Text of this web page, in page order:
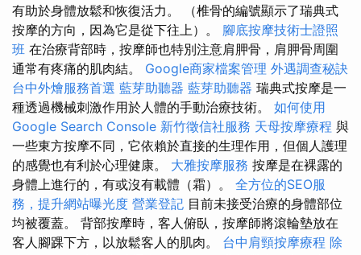
有助於身體放鬆和恢復活力。 （椎骨的編號顯示了瑞典式
按摩的方向，因為它是從下往上）。 腳底按摩技術士證照
班 在治療背部時，按摩師也特別注意肩胛骨，肩胛骨周圍
通常有疼痛的肌肉結。 Google商家檔案管理 外遇調查秘訣
台中外燴服務首選 藍芽助聽器 藍芽助聽器 瑞典式按摩是一
種透過機械刺激作用於人體的手動治療技術。 如何使用
Google Search Console 新竹徵信社服務 天母按摩療程 與
一些東方按摩不同，它依賴於直接的生理作用，但個人護理
的感覺也有利於心理健康。 大雅按摩服務 按摩是在裸露的
身體上進行的，有或沒有載體（霜）。 全方位的SEO服
務，提升網站曝光度 營業登記 目前未接受治療的身體部位
均被覆蓋。 背部按摩時，客人俯臥，按摩師將滾輪墊放在
客人腳踝下方，以放鬆客人的肌肉。 台中肩頸按摩療程 除